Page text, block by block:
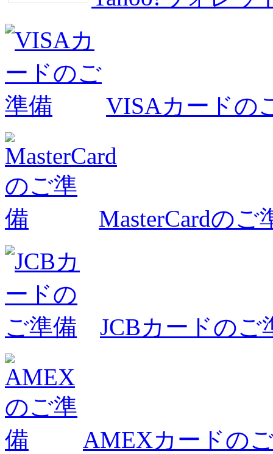
VISAカードの
MasterCardのご
JCBカードのご
AMEXカードの